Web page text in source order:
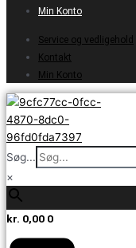
Min Konto
Service og vedligehold
Kontakt
Min Konto
Søg...
×
kr. 0,00 0